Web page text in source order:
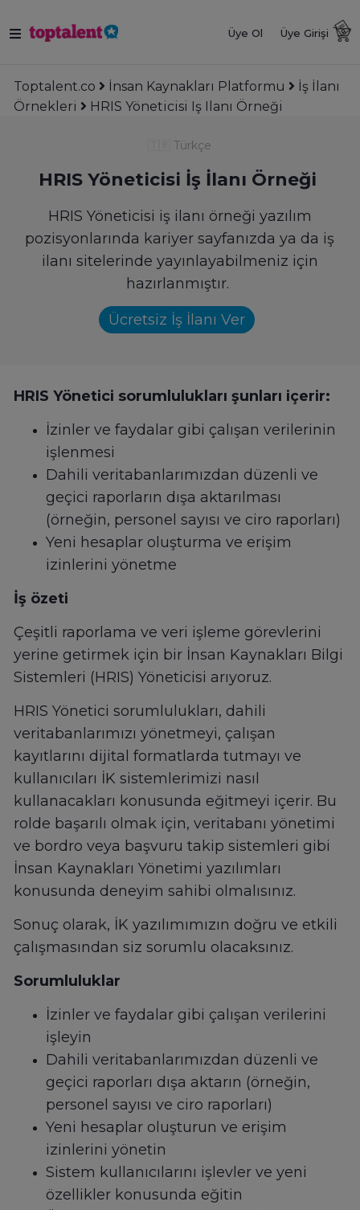
Üye Ol Üye Girişi
Toptalent.co İnsan Kaynakları Platformu
İş İlanı
Örnekleri
HRIS Yöneticisi Iş Ilanı Örneği
Türkçe
HRIS Yöneticisi İş İlanı Örneği
HRIS Yöneticisi iş ilanı örneği yazılım
pozisyonlarında kariyer sayfanızda ya da iş
ilanı sitelerinde yayınlayabilmeniz için
hazırlanmıştır.
Ücretsiz İş İlanı Ver
HRIS Yönetici sorumlulukları şunları içerir:
İzinler ve faydalar gibi çalışan verilerinin
işlenmesi
Dahili veritabanlarımızdan düzenli ve
geçici raporların dışa aktarılması
(örneğin, personel sayısı ve ciro raporları)
Yeni hesaplar oluşturma ve erişim
izinlerini yönetme
İş özeti
Çeşitli raporlama ve veri işleme görevlerini
yerine getirmek için bir İnsan Kaynakları Bilgi
Sistemleri (HRIS) Yöneticisi arıyoruz.
HRIS Yönetici sorumlulukları, dahili
veritabanlarımızı yönetmeyi, çalışan
kayıtlarını dijital formatlarda tutmayı ve
kullanıcıları İK sistemlerimizi nasıl
kullanacakları konusunda eğitmeyi içerir. Bu
rolde başarılı olmak için, veritabanı yönetimi
ve bordro veya başvuru takip sistemleri gibi
İnsan Kaynakları Yönetimi yazılımları
konusunda deneyim sahibi olmalısınız.
Sonuç olarak, İK yazılımımızın doğru ve etkili
çalışmasından siz sorumlu olacaksınız.
Sorumluluklar
İzinler ve faydalar gibi çalışan verilerini
işleyin
Dahili veritabanlarımızdan düzenli ve
geçici raporları dışa aktarın (örneğin,
personel sayısı ve ciro raporları)
Yeni hesaplar oluşturun ve erişim
izinlerini yönetin
Sistem kullanıcılarını işlevler ve yeni
özellikler konusunda eğitin